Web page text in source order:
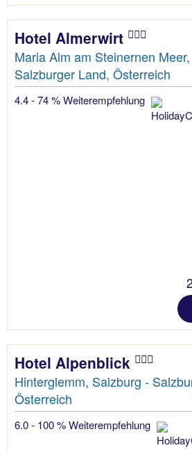
Hotel Almerwirt
Maria Alm am Steinernen
Salzburger Land, Österreich
4.4 - 74 % Weiterempfehlung
Hotel Alpenblick
Hinterglemm, Salzburg -
Österreich
6.0 - 100 % Weiterempfehlung